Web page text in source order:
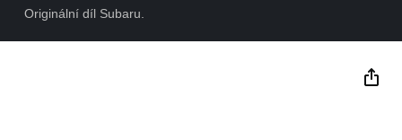
Originální díl Subaru.